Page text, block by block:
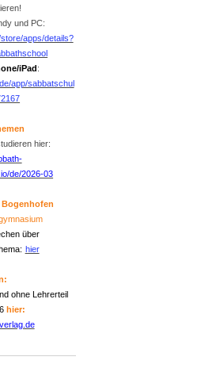
und PC:
apps/details?
iPad :
app/sabbatschul
hier:
de/2026-03
Bogenhofen
über
hier
ohne Lehrerteil
hier: